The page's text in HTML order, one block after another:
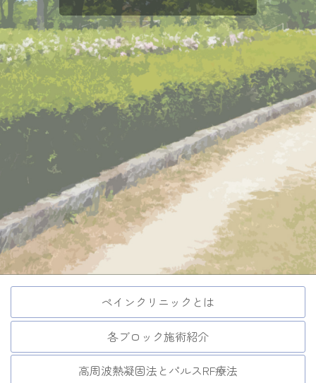
ペインクリニックとは
各ブロック施術紹介
高周波熱凝固法とパルスRF療法